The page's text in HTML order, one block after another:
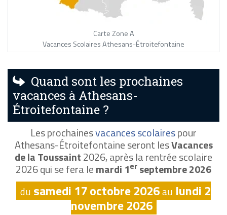
Carte Zone A
Vacances Scolaires Athesans-Étroitefontaine
Quand sont les prochaines
vacances à Athesans-
Étroitefontaine ?
Les prochainesvacances scolairespour
Athesans-Étroitefontaine seront lesVacances
de la Toussaint2026, après la rentrée scolaire
2026 qui se fera lemardi 1er septembre 2026
du samedi 17 octobre 2026au lundi 2
novembre 2026